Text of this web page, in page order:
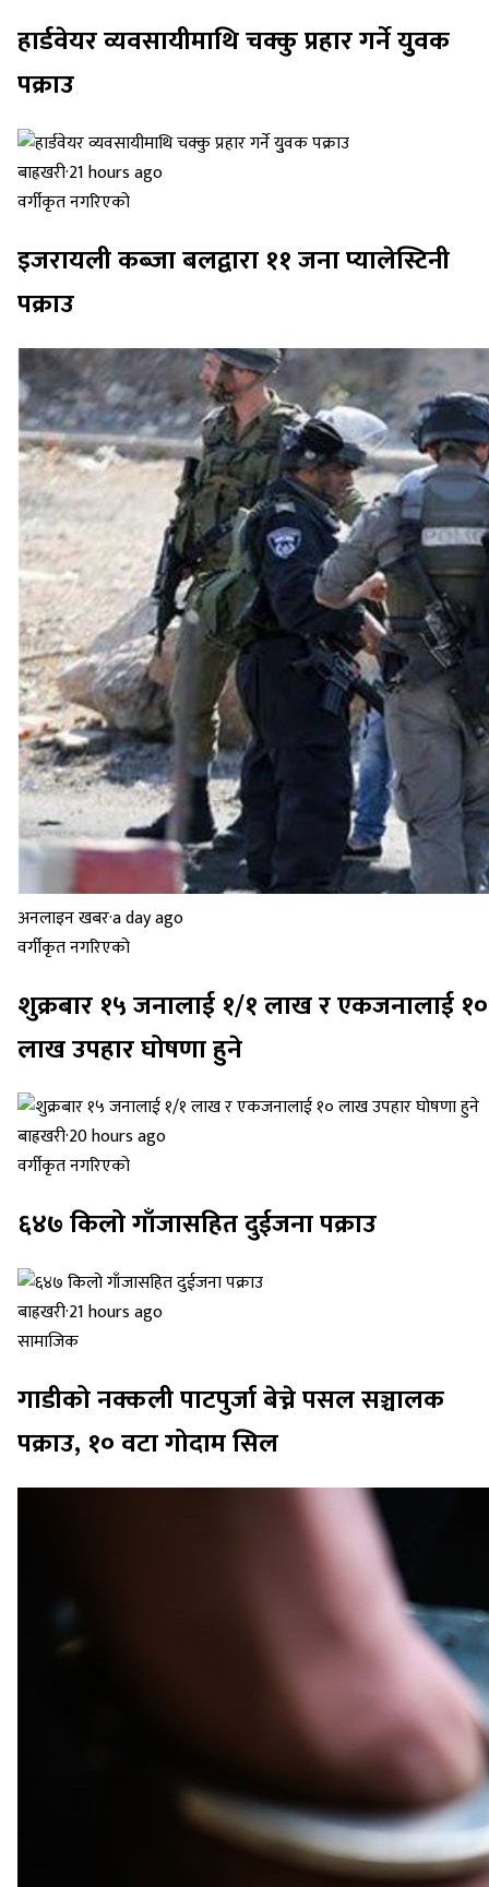
हार्डवेयर व्यवसायीमाथि चक्कु प्रहार गर्ने युुवक
पक्राउ
बाह्रखरी·21 hours ago
वर्गीकृत नगरिएको
इजरायली कब्जा बलद्वारा ११ जना प्यालेस्टिनी
पक्राउ
अनलाइन खबर·a day ago
वर्गीकृत नगरिएको
शुक्रबार १५ जनालाई १/१ लाख र एकजनालाई १०
लाख उपहार घोषणा हुने
बाह्रखरी·20 hours ago
वर्गीकृत नगरिएको
६४७ किलो गाँजासहित दुईजना पक्राउ
बाह्रखरी·21 hours ago
सामाजिक
गाडीको नक्कली पाटपुर्जा बेच्ने पसल सञ्चालक
पक्राउ, १० वटा गोदाम सिल